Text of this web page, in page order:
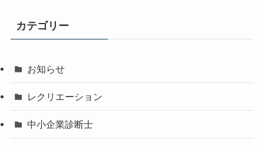
カテゴリー
お知らせ
レクリエーション
中小企業診断士